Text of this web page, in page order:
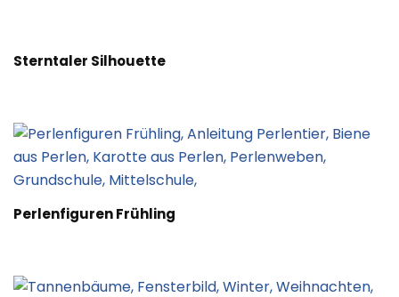
Sterntaler Silhouette
Perlenfiguren Frühling